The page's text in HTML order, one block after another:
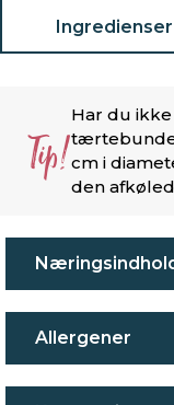
Ingredienser
Tip!
Har du
cm i
den
Allergener